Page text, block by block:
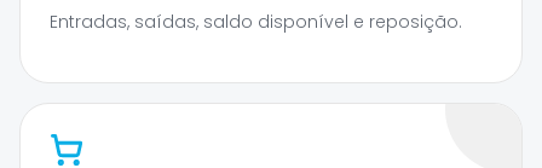
Entradas, saídas, saldo disponível e reposição.